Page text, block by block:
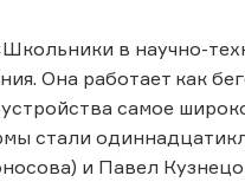
в научно-
Она работает как
самое
стали
и Павел